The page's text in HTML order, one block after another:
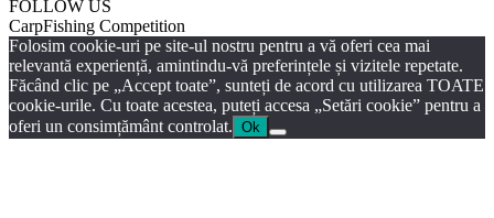
FOLLOW US
CarpFishing Competition
Folosim cookie-uri pe site-ul nostru pentru a vă oferi cea mai
relevantă experiență, amintindu-vă preferințele și vizitele repetate.
Făcând clic pe „Accept toate”, sunteți de acord cu utilizarea TOATE
cookie-urile. Cu toate acestea, puteți accesa „Setări cookie” pentru a
oferi un consimțământ controlat. Ok